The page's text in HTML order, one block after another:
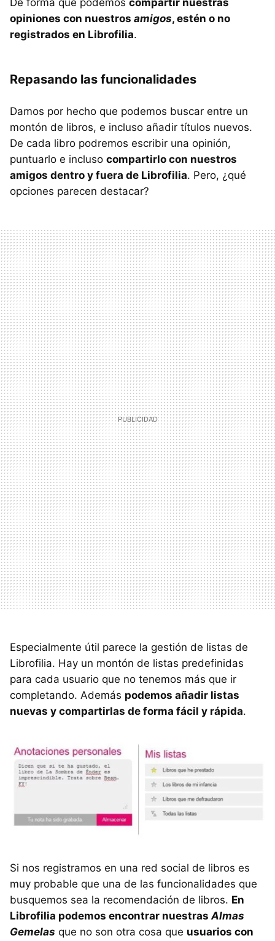
opiniones con nuestros amigos, estén o no
registrados en Librofilia.
Repasando las funcionalidades
Damos por hecho que podemos buscar entre un
montón de libros, e incluso añadir títulos nuevos.
De cada libro podremos escribir una opinión,
puntuarlo e incluso compartirlo con nuestros
amigos dentro y fuera de Librofilia. Pero, ¿qué
opciones parecen destacar?
Especialmente útil parece la gestión de listas de
Librofilia. Hay un montón de listas predefinidas
para cada usuario que no tenemos más que ir
completando. Además podemos añadir listas
nuevas y compartirlas de forma fácil y rápida.
Si nos registramos en una red social de libros es
muy probable que una de las funcionalidades que
busquemos sea la recomendación de libros. En
Librofilia podemos encontrar nuestrasAlmas
Gemelas que no son otra cosa que usuarios con